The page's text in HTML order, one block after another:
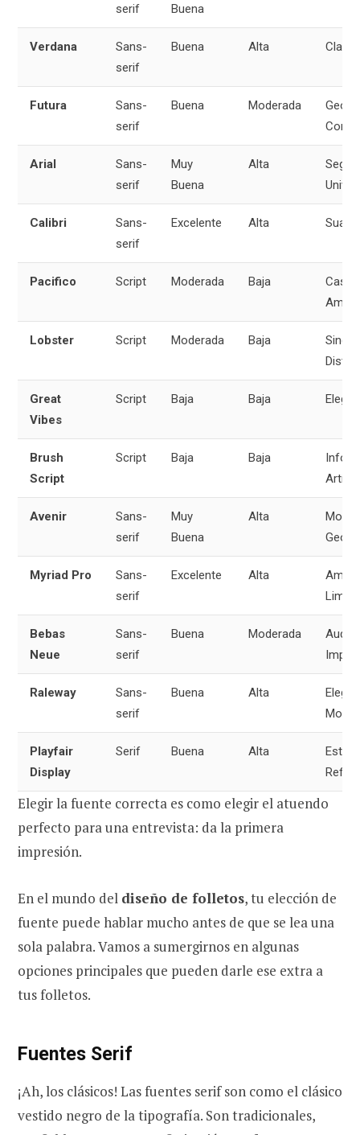
serif
Buena
Verdana
Sans-
serif
Buena Alta Clara,
Futura
Sans-
serif
Buena Moderada
Arial
Sans-
serif
Muy
Buena
Alta
Calibri
Sans-
serif
Excelente Alta
Pacifico Script Moderada Baja
Lobster Script Moderada Baja
Great
Vibes
Script Baja Baja
Brush
Script
Script Baja Baja
Avenir
Sans-
serif
Muy
Buena
Alta
Myriad Pro
Sans-
serif
Excelente Alta
Limpia
Bebas
Neue
Sans-
serif
Buena Moderada
Raleway
Sans-
serif
Buena Alta
Playfair
Display
Serif Buena Alta
Elegir la fuente correcta es como elegir el atuendo
perfecto para una entrevista: da la primera
impresión.
En el mundo del diseño de folletos, tu elección de
fuente puede hablar mucho antes de que se lea una
sola palabra. Vamos a sumergirnos en algunas
opciones principales que pueden darle ese extra a
tus folletos.
Fuentes Serif
¡Ah, los clásicos! Las fuentes serif son como el clásico
vestido negro de la tipografía. Son tradicionales,